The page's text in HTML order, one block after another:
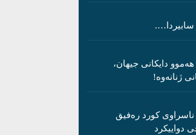
دایکانی جیھان،
ژنانەوە!
کورد رەفیق
دواییکرد